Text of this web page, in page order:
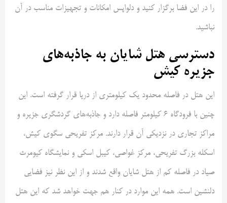
را در این فضا برگزار کنید و دلواپس امکانات و تجهیزات مناسب در آن
نباشید.
دسترسی هتل شایان به جاذبه‌های
جزیره کیش
این هتل در فاصله محدود یک کیلومتری از دریا قرار گرفته است. این
چنین با فرودگاه 6 کیلومتر فاصله دارد و جاذبه‌های گردشگری جزیره و
مراکز تجاری در نزدیکی آن قرار دارند. مرکز تفریحی سگوی کیش،
اسکله بزرگ تفریحی، مرکز غواصی، کیبل اسکی و نمایشگاه کیومرث
صیاد در فاصله کم از هتل شایان واقع شدند و از این نظر نیز فضایی
دلنشین است. همه این موارد در کنار هم جهت خواهد شد که این هتل